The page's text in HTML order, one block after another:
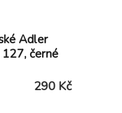
Adler
127, černé
290 Kč